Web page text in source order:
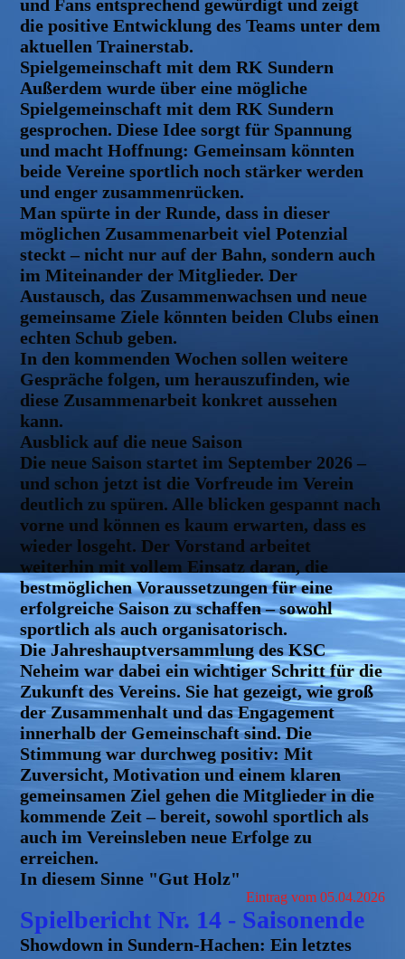
und Fans entsprechend gewürdigt und zeigt
die positive Entwicklung des Teams unter dem
aktuellen Trainerstab.
Spielgemeinschaft mit dem RK Sundern
Außerdem wurde über eine mögliche
Spielgemeinschaft mit dem RK Sundern
gesprochen. Diese Idee sorgt für Spannung
und macht Hoffnung: Gemeinsam könnten
beide Vereine sportlich noch stärker werden
und enger zusammenrücken.
Man spürte in der Runde, dass in dieser
möglichen Zusammenarbeit viel Potenzial
steckt – nicht nur auf der Bahn, sondern auch
im Miteinander der Mitglieder. Der
Austausch, das Zusammenwachsen und neue
gemeinsame Ziele könnten beiden Clubs einen
echten Schub geben.
In den kommenden Wochen sollen weitere
Gespräche folgen, um herauszufinden, wie
diese Zusammenarbeit konkret aussehen
kann.
Ausblick auf die neue Saison
Die neue Saison startet im September 2026 –
und schon jetzt ist die Vorfreude im Verein
deutlich zu spüren. Alle blicken gespannt nach
vorne und können es kaum erwarten, dass es
wieder losgeht. Der Vorstand arbeitet
weiterhin mit vollem Einsatz daran, die
bestmöglichen Voraussetzungen für eine
erfolgreiche Saison zu schaffen – sowohl
sportlich als auch organisatorisch.
Die Jahreshauptversammlung des KSC
Neheim war dabei ein wichtiger Schritt für die
Zukunft des Vereins. Sie hat gezeigt, wie groß
der Zusammenhalt und das Engagement
innerhalb der Gemeinschaft sind. Die
Stimmung war durchweg positiv: Mit
Zuversicht, Motivation und einem klaren
gemeinsamen Ziel gehen die Mitglieder in die
kommende Zeit – bereit, sowohl sportlich als
auch im Vereinsleben neue Erfolge zu
erreichen.
In diesem Sinne "Gut Holz"
Eintrag vom 05.04.2026
Spielbericht Nr. 14 - Saisonende
Showdown in Sundern-Hachen: Ein letztes